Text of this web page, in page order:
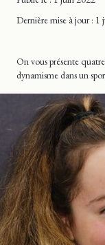
Dernière mise à jour: 1
On vous présente
dynamisme dans un